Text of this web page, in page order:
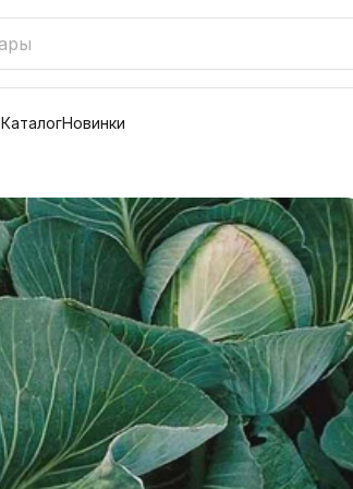
КаталогНовинки